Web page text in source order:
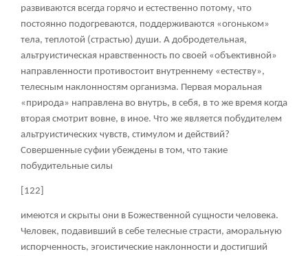
развиваются всегда горячо и естественно потому, что
постоянно подогреваются, поддерживаются «огоньком»
тела, теплотой (страстью) души. А добродетельная,
альтруистическая нравственность по своей «объективной»
направленности противостоит внутреннему «естеству»,
телесным наклонностям организма. Первая моральная
«природа» направлена во внутрь, в себя, в то же время когда
вторая смотрит вовне, в иное. Что же является побудителем
альтруистических чувств, стимулом и действий?
Совершенные суфии убеждены в том, что такие
побудительные силы
[122]
имеются и скрыты они в Божественной сущности человека.
Человек, подавивший в себе телесные страсти, аморальную
испорченность, эгоистические наклонности и достигший